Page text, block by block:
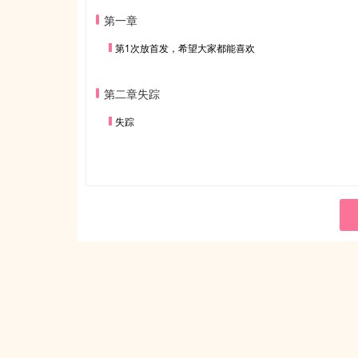
第一章
第1次放首发，希望大家都能喜欢
第二章失踪
失踪